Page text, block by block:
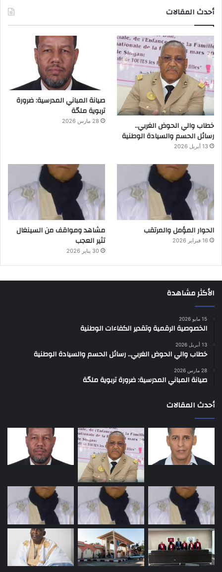
أحدث المقالات
خطاب والي الحوض الغربي..
رسائل الحسم والسيادة الوطنية
13 أبريل 2026
صيانة المباني المدرسية: ضرورة
تربوية ملحّة
28 مارس 2026
الحوار المؤمل والمرتقب
16 فبراير 2026
مشاهد ومواقف من السينغال
تثير العجب
30 يناير 2026
الأكثر مشاهدة
15 مايو 2026
الخصوصية الرقمية وتقدير الكفاءات الوطنية
13 أبريل 2026
خطاب والي الحوض الغربي.. رسائل الحسم والسيادة الوطنية
28 مارس 2026
صيانة المباني المدرسية: ضرورة تربوية ملحّة
أحدث المقالات